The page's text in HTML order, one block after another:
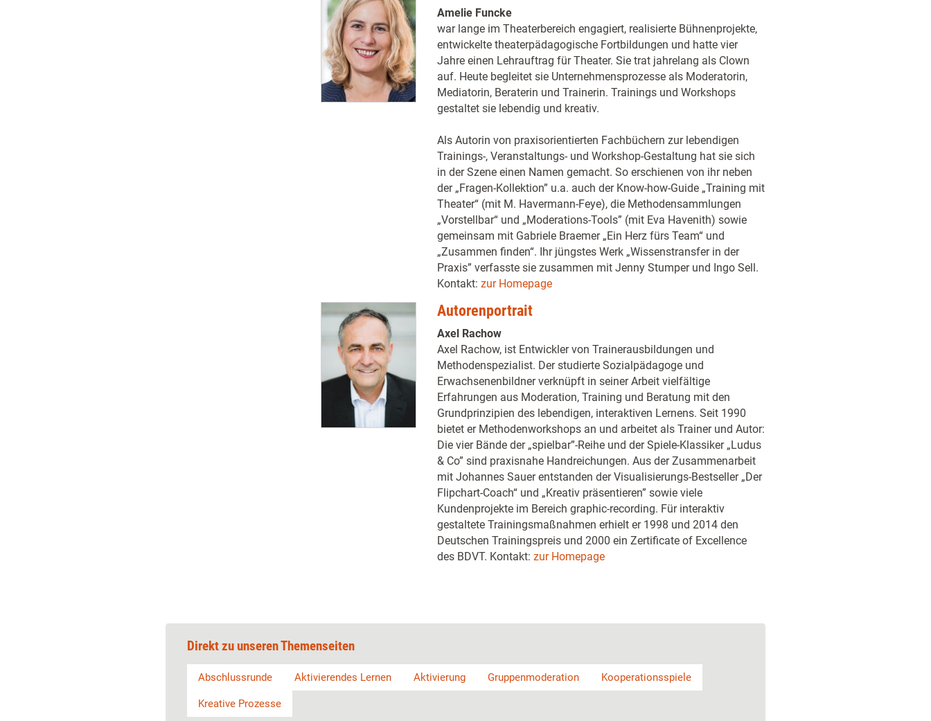
Amelie Funcke
war lange im Theaterbereich engagiert, realisierte Bühnenprojekte,
entwickelte theaterpädagogische Fortbildungen und hatte vier
Jahre einen Lehrauftrag für Theater. Sie trat jahrelang als Clown
auf. Heute begleitet sie Unternehmensprozesse als Moderatorin,
Mediatorin, Beraterin und Trainerin. Trainings und Workshops
gestaltet sie lebendig und kreativ.
Als Autorin von praxisorientierten Fachbüchern zur lebendigen
Trainings-, Veranstaltungs- und Workshop-Gestaltung hat sie sich
in der Szene einen Namen gemacht. So erschienen von ihr neben
der „Fragen-Kollektion” u.a. auch der Know-how-Guide „Training mit
Theater“ (mit M. Havermann-Feye), die Methodensammlungen
„Vorstellbar“ und „Moderations-Tools” (mit Eva Havenith) sowie
gemeinsam mit Gabriele Braemer „Ein Herz fürs Team“ und
„Zusammen finden“. Ihr jüngstes Werk „Wissenstransfer in der
Praxis” verfasste sie zusammen mit Jenny Stumper und Ingo Sell.
Kontakt: zur Homepage
Autorenportrait
Axel Rachow
Axel Rachow, ist Entwickler von Trainerausbildungen und
Methodenspezialist. Der studierte Sozialpädagoge und
Erwachsenenbildner verknüpft in seiner Arbeit vielfältige
Erfahrungen aus Moderation, Training und Beratung mit den
Grundprinzipien des lebendigen, interaktiven Lernens. Seit 1990
bietet er Methodenworkshops an und arbeitet als Trainer und Autor:
Die vier Bände der „spielbar”-Reihe und der Spiele-Klassiker „Ludus
& Co” sind praxisnahe Handreichungen. Aus der Zusammenarbeit
mit Johannes Sauer entstanden der Visualisierungs-Bestseller „Der
Flipchart-Coach“ und „Kreativ präsentieren” sowie viele
Kundenprojekte im Bereich graphic-recording. Für interaktiv
gestaltete Trainingsmaßnahmen erhielt er 1998 und 2014 den
Deutschen Trainingspreis und 2000 ein Zertificate of Excellence
des BDVT. Kontakt: zur Homepage
Direkt zu unseren Themenseiten
Abschlussrunde Aktivierendes Lernen Aktivierung Gruppenmoderation Kooperationsspiele
Kreative Prozesse